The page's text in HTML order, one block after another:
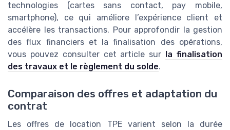
technologies (cartes sans contact, pay mobile,
smartphone), ce qui améliore l’expérience client et
accélère les transactions. Pour approfondir la gestion
des flux financiers et la finalisation des opérations,
vous pouvez consulter cet article sur la finalisation
des travaux et le règlement du solde.
Comparaison des offres et adaptation du
contrat
Les offres de location TPE varient selon la durée